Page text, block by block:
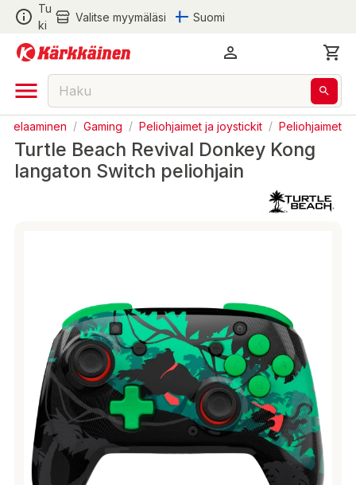
Tu
ki
Valitse myymäläsi Suomi
Pelaaminen / Gaming / Peliohjaimet ja joystickit / Peliohjaimet
Turtle Beach Revival Donkey Kong
langaton Switch peliohjain